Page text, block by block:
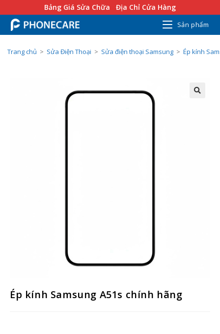
Bảng Giá Sửa Chữa Địa Chỉ Cửa Hàng
Sản phẩm
Trang chủ > Sửa Điện Thoại > Sửa điện thoại Samsung > Ép kính
Ép kính Samsung A51s chính hãng